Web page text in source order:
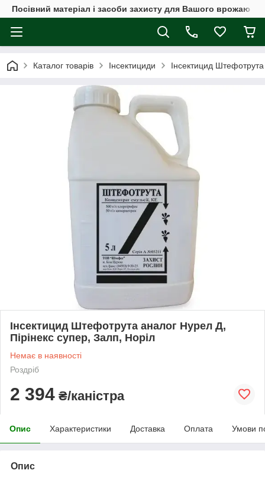
Посівний матеріал і засоби захисту для Вашого врожаю
Каталог товарів Інсектициди Інсектицид
Інсектицид Штефотрута аналог Нурел Д,
Пірінекс супер, Залп, Норіл
Немає в наявності
Роздріб
2 394 ₴/каністра
Опис Характеристики Доставка Оплата Умови
Опис